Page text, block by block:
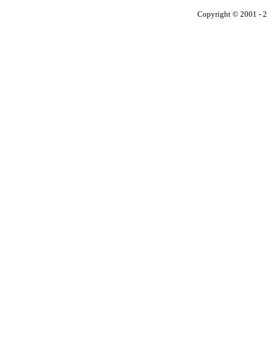
Copyright © 2001 -